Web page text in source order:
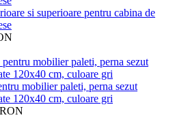
si superioare pentru cabina de
mobilier paleti, perna sezut
120x40 cm, culoare gri
RON